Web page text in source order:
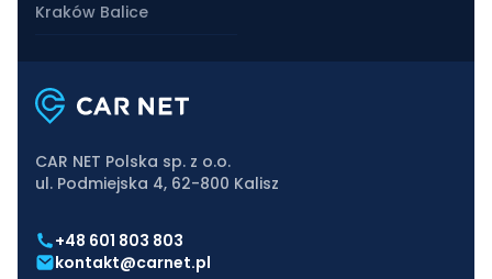
Kraków Balice
CAR NET Polska sp. z o.o.
ul. Podmiejska 4, 62-800 Kalisz
+48 601 803 803
kontakt@carnet.pl